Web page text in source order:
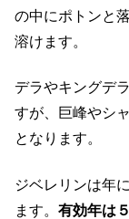
の中にポトンと
溶けます。
デラやキングデ
すが、巨峰やシ
となります。
ジベレリンは年
ます。 有効年は